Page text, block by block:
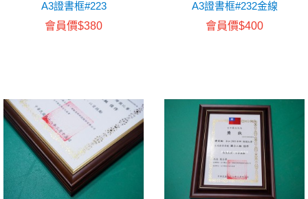
A3證書框#223
會員價$380
A3證書框#232金線
會員價$400